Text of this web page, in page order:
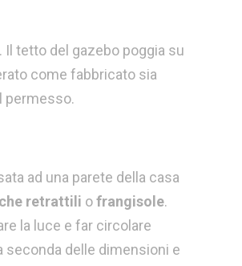
. Il tetto del gazebo poggia su
come fabbricato sia
permesso.
ad una parete della casa
retrattili ofrangisole.
la luce e far circolare
seconda delle dimensioni e